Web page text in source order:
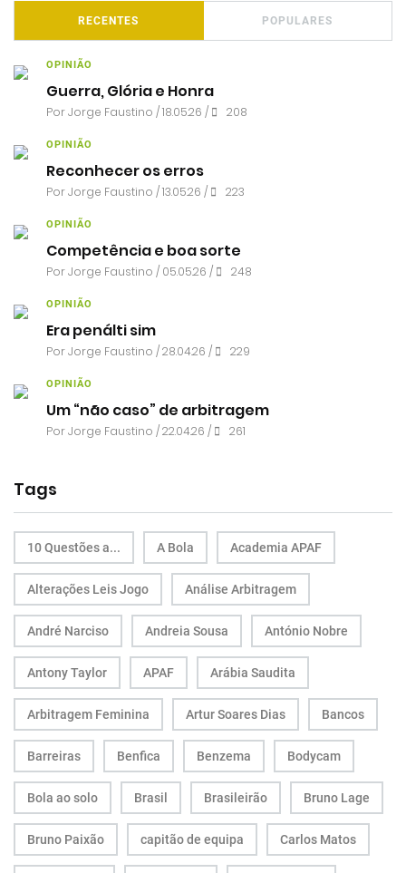
RECENTES POPULARES
OPINIÃO
Guerra, Glória e Honra
PorJorge Faustino / 18.05.26 / 208
OPINIÃO
Reconhecer os erros
PorJorge Faustino / 13.05.26 / 223
OPINIÃO
Competência e boa sorte
PorJorge Faustino / 05.05.26 / 248
OPINIÃO
Era penálti sim
PorJorge Faustino / 28.04.26 / 229
OPINIÃO
Um “não caso” de arbitragem
PorJorge Faustino / 22.04.26 / 261
Tags
10 Questões a... A Bola Academia APAF
Alterações Leis Jogo Análise Arbitragem
André Narciso Andreia Sousa António Nobre
Antony Taylor APAF Arábia Saudita
Arbitragem Feminina Artur Soares Dias Bancos
Barreiras Benfica Benzema Bodycam
Bola ao solo Brasil Brasileirão Bruno Lage
Bruno Paixão capitão de equipa Carlos Matos